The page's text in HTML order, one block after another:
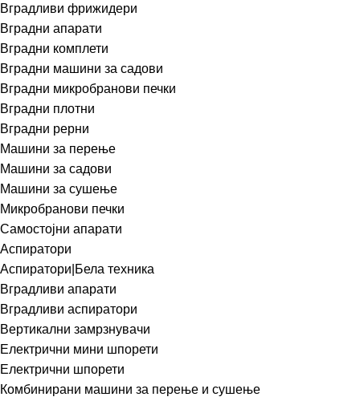
Вградливи фрижидери
Вградни апарати
Вградни комплети
Вградни машини за садови
Вградни микробранови печки
Вградни плотни
Вградни рерни
Машини за перење
Машини за садови
Машини за сушење
Микробранови печки
Самостојни апарати
Аспиратори
Аспиратори|Бела техника
Вградливи апарати
Вградливи аспиратори
Вертикални замрзнувачи
Електрични мини шпорети
Електрични шпорети
Комбинирани машини за перење и сушење